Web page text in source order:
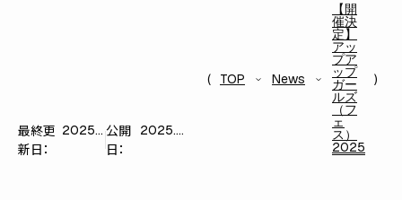
最終更
新日：
2025.09.16 公開
日：
2025.09.16
TOP News
【開
催決
定】
アッ
プア
ップ
ガー
ルズ
（フ
ェ
ス）
2025